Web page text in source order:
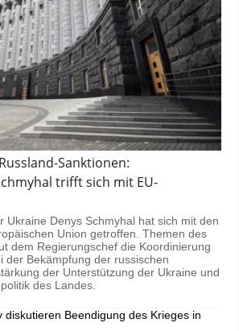
Sanktionen:
trifft sich mit EU-
Ukraine Denys Schmyhal hat sich mit den
Union getroffen. Themen des
dem Regierungschef die Koordinierung
der Bekämpfung der russischen
der Unterstützung der Ukraine und
des Landes.